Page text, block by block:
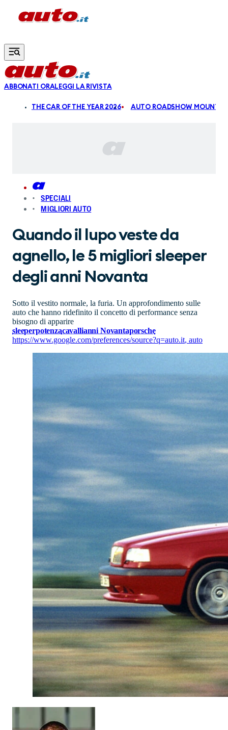
Vai al contenuto principale
ABBONATI ORALEGGI LA RIVISTA
THE CAR OF THE YEAR 2026 AUTO ROADSHOW
SPECIALI
MIGLIORI AUTO
Quando il lupo veste da
agnello, le 5 migliori sleeper
degli anni Novanta
Sotto il vestito normale, la furia. Un approfondimento sulle
auto che hanno ridefinito il concetto di performance senza
bisogno di apparire
sleeperpotenzacavallianni Novantaporsche
https://www.google.com/preferences/source?q=auto.it, auto